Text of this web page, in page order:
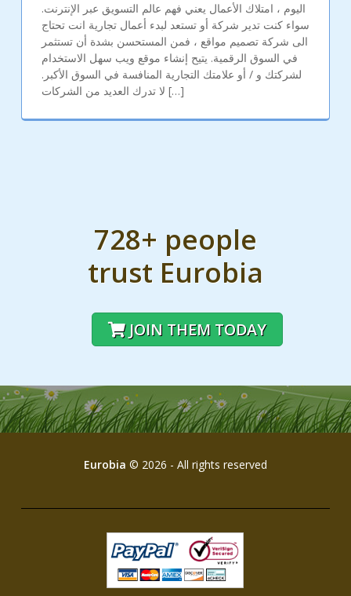
اليوم ، امتلاك الأعمال يعني فهم عالم التسويق عبر الإنترنت.
سواء كنت تدير شركة أو تستعد لبدء أعمال تجارية انت تحتاج
الى شركة تصميم مواقع ، فمن المستحسن بشدة أن تستثمر
في السوق الرقمية. يتيح إنشاء موقع ويب سهل الاستخدام
لشركتك و / أو علامتك التجارية المنافسة في السوق الأكبر.
لا تدرك العديد من الشركات […]
728+ people
trust Eurobia
JOIN THEM TODAY
Eurobia © 2026 - All rights reserved